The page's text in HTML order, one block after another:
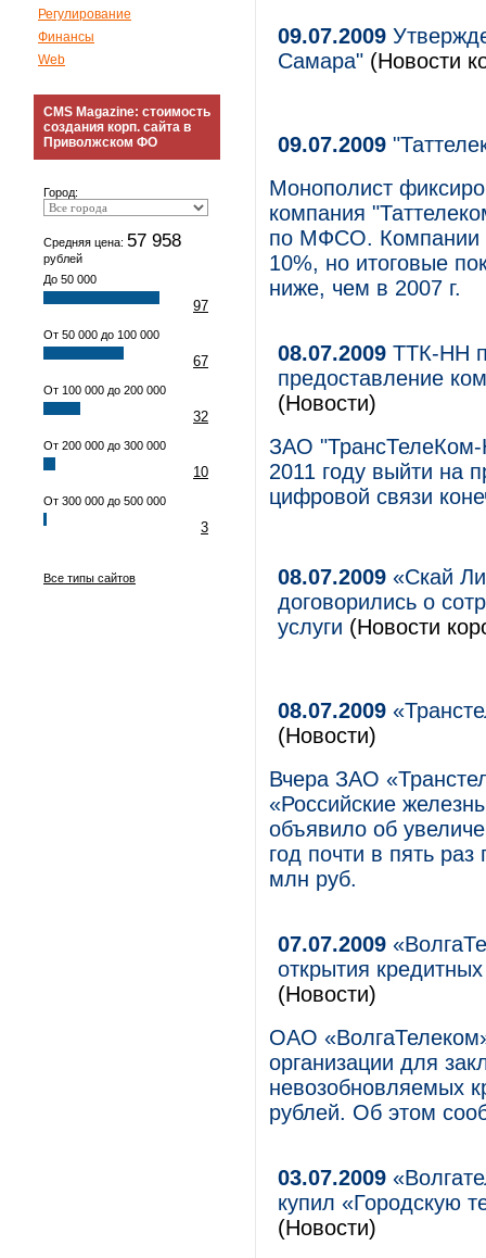
Регулирование
Финансы
Web
CMS Magazine: стоимость
создания корп. сайта в
Приволжском ФО
Город:
Средняя цена: 57 958
рублей
До 50 000
97
От 50 000 до 100 000
67
От 100 000 до 200 000
32
От 200 000 до 300 000
10
От 300 000 до 500 000
3
Все типы сайтов
09.07.2009
Самара" (Новости
09.07.2009
Монополист
компания
по МФСО. Компании
10%, но итоговые
ниже, чем в 2007 г.
08.07.2009 ТТК-НН
предоставление
(Новости)
ЗАО
2011 году выйти на
цифровой связи
08.07.2009 «Скай
договорились о
услуги (Новости
08.07.2009
(Новости)
Вчера ЗАО
«Российские
объявило об
год почти в пять
млн руб.
07.07.2009
открытия
(Новости)
ОАО
организации для
невозобновляемых
рублей. Об этом
03.07.2009
купил «Городскую
(Новости)